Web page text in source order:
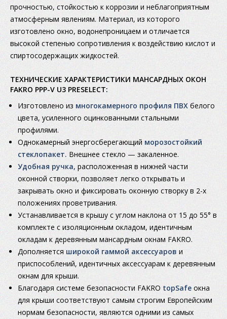
прочностью, стойкостью к коррозии и неблагоприятным
атмосферным явлениям. Материал, из которого
изготовлено окно, водонепроницаем и отличается
высокой степенью сопротивления к воздействию кислот и
спиртосодержащих жидкостей.
ТЕХНИЧЕСКИЕ ХАРАКТЕРИСТИКИ МАНСАРДНЫХ ОКОН
FAKRO PPP-V U3 PRESELECT:
Изготовлено из многокамерного профиля ПВХ белого
цвета, усиленного оцинкованными стальными
профилями.
Однокамерный энергосберегающий морозостойкий
стеклопакет. Внешнее стекло — закаленное.
Удобная ручка, расположенная в нижней части
оконной створки, позволяет легко открывать и
закрывать окно и фиксировать оконную створку в 2-х
положениях проветривания.
Устанавливается в крышу с углом наклона от 15 до 55° в
комплекте с изоляционным окладом, идентичным
окладам к деревянным мансардным окнам FAKRO.
Дополняется широкой гаммой аксессуаров и
приспособлений, идентичных аксессуарам к деревянным
окнам для крыши.
Благодаря системе безопасности FAKRO topSafe окна
для крыши соответствуют самым строгим Европейским
нормам безопасности, являются одними из самых